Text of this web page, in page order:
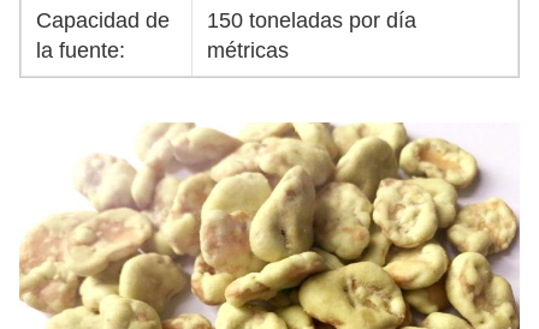
Capacidad de
la fuente:
150 toneladas por día
métricas